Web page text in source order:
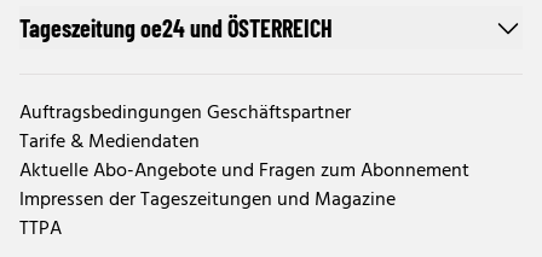
Tageszeitung oe24 und ÖSTERREICH
Auftragsbedingungen Geschäftspartner
Tarife & Mediendaten
Aktuelle Abo-Angebote und Fragen zum Abonnement
Impressen der Tageszeitungen und Magazine
TTPA